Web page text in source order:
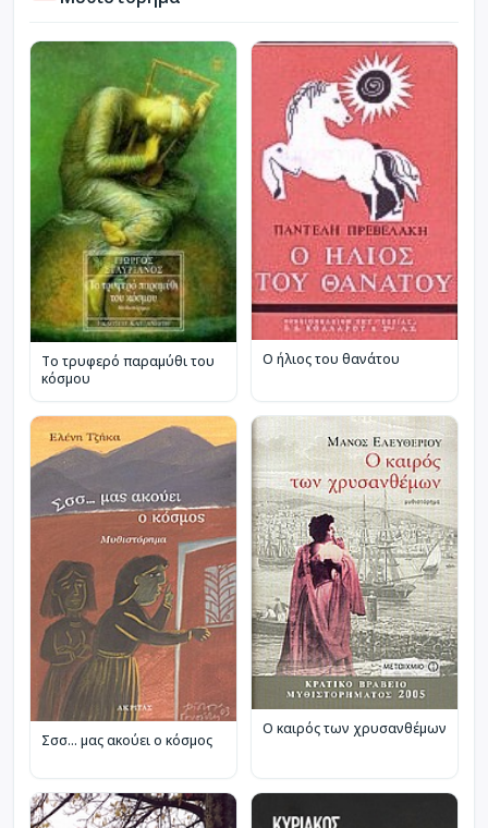
Το τρυφερό παραμύθι του
κόσμου
Ο ήλιος του θανάτου
Σσσ... μας ακούει ο κόσμος
Ο καιρός των χρυσανθέμων